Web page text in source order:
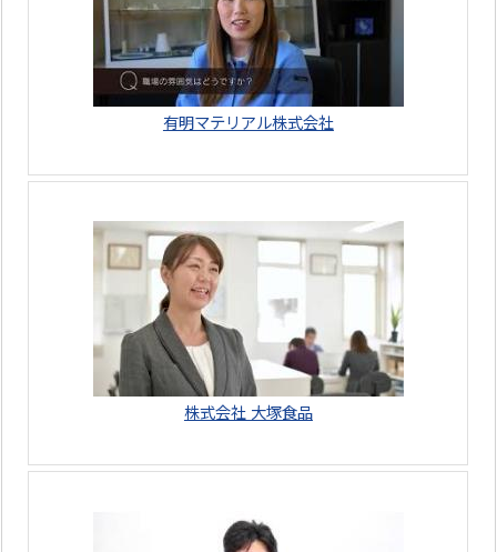
有明マテリアル株式会社
株式会社 大塚食品